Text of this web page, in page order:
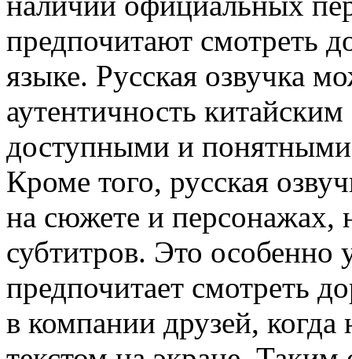
предпочитают смотреть
языке. Русская озвучка
аутентичность
доступными и понятными
Кроме того, русская
на сюжете и персонажах,
субтитров. Это особенно
предпочитает смотреть
в компании друзей, когда